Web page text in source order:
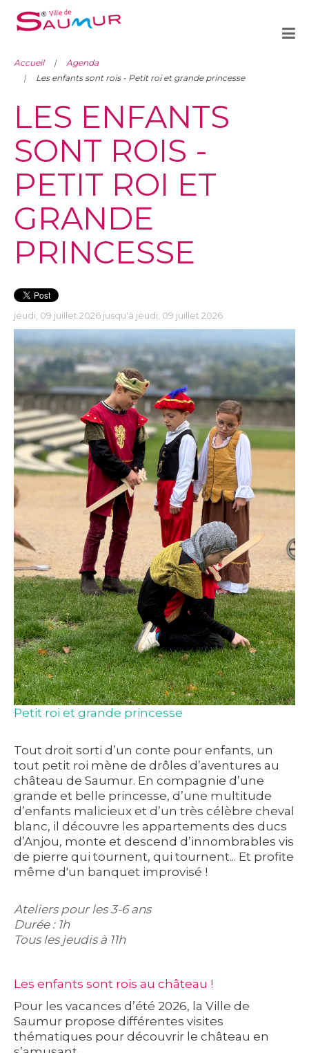
Accueil
Agenda
Les enfants sont rois - Petit roi et grande princesse
LES ENFANTS
SONT ROIS -
PETIT ROI ET
GRANDE
PRINCESSE
jeudi, 09 juillet 2026 jusqu'à jeudi, 09 juillet 2026
Petit roi et grande princesse
Tout droit sorti d’un conte pour enfants, un
tout petit roi mène de drôles d’aventures au
château de Saumur. En compagnie d’une
grande et belle princesse, d’une multitude
d’enfants malicieux et d’un très célèbre cheval
blanc, il découvre les appartements des ducs
d’Anjou, monte et descend d’innombrables vis
de pierre qui tournent, qui tournent... Et profite
même d'un banquet improvisé !
Ateliers pour les 3-6 ans
Durée : 1h
Tous les jeudis à 11h
Les enfants sont rois au château !
Pour les vacances d’été 2026, la Ville de
Saumur propose différentes visites
thématiques pour découvrir le château en